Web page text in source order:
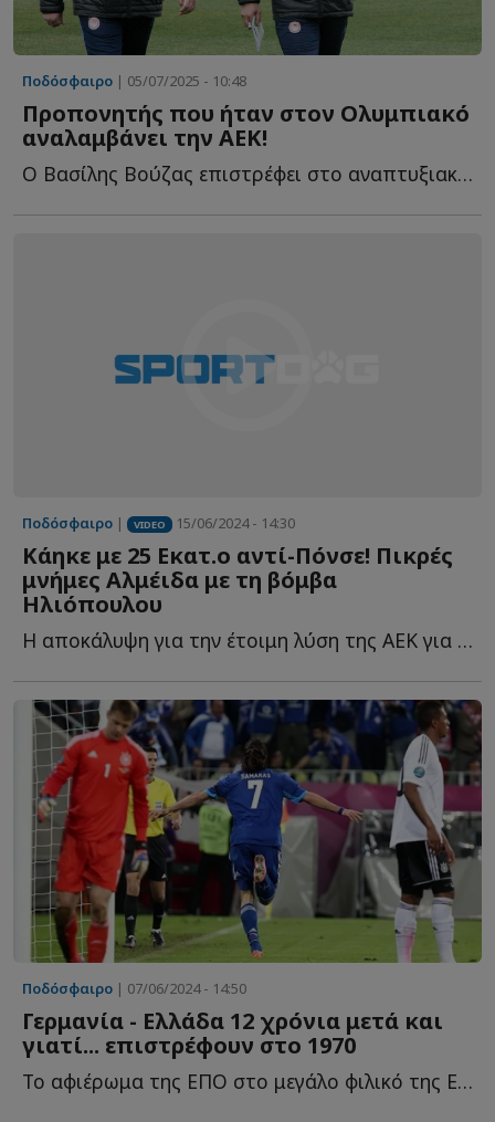
Ποδόσφαιρο | 05/07/2025 - 10:48
Προπονητής που ήταν στον Ολυμπιακό
αναλαμβάνει την ΑΕΚ!
Ο Βασίλης Βούζας επιστρέφει στο αναπτυξιακό ποδόσφαιρο τ...
Ποδόσφαιρο | VIDEO 15/06/2024 - 14:30
Κάηκε με 25 Εκατ.ο αντί-Πόνσε! Πικρές
μνήμες Αλμέιδα με τη βόμβα
Ηλιόπουλου
Η αποκάλυψη για την έτοιμη λύση της ΑΕΚ για τον αντικαταστάτη τ...
Ποδόσφαιρο | 07/06/2024 - 14:50
Γερμανία - Ελλάδα 12 χρόνια μετά και
γιατί... επιστρέφουν στο 1970
Το αφιέρωμα της ΕΠΟ στο μεγάλο φιλικό της Εθνικής Ελλάδας μ...